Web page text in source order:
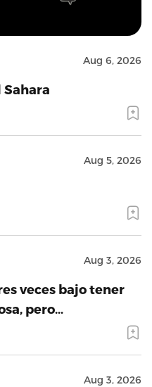
Aug 6, 2026
Sahara
Aug 5, 2026
Aug 3, 2026
veces bajo tener
pero…
Aug 3, 2026